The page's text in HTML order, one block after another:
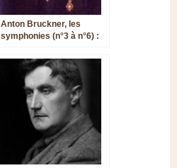
Anton Bruckner, les
symphonies (n°3 à n°6) :
discographiques